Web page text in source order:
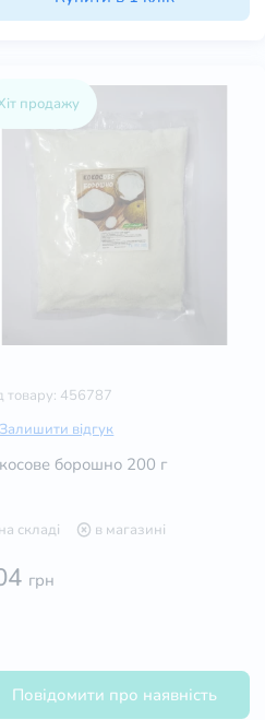
продажу
товару: 456787
Залишити відгук
борошно 200 г
на складі в магазині
грн
Повідомити про наявність